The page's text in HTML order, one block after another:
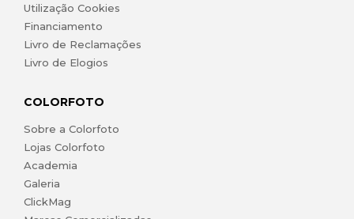
Utilização Cookies
Financiamento
Livro de Reclamações
Livro de Elogios
COLORFOTO
Sobre a Colorfoto
Lojas Colorfoto
Academia
Galeria
ClickMag